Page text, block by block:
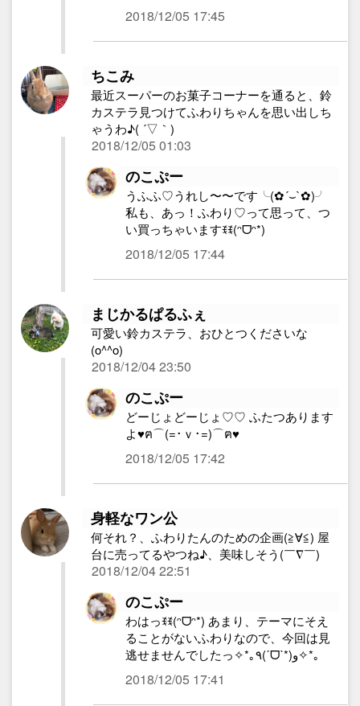
2018/12/05 17:45
ちこみ
最近スーパーのお菓子コーナーを通ると、鈴
カステラ見つけてふわりちゃんを思い出しち
ゃうわ♪( ´▽｀)
2018/12/05 01:03
のこぷー
うふふ♡うれし〜〜です╰(✿´⌣`✿)╯
私も、あっ！ふわり♡って思って、つ
い買っちゃいますꉂꉂ(ᵔᗜᵔ*)
2018/12/05 17:44
まじかるぱるふぇ
可愛い鈴カステラ、おひとつくださいな
(o^^o)
2018/12/04 23:50
のこぷー
どーじょどーじょ♡♡ ふたつあります
よ♥ฅ⌒(=･ｖ･=)⌒ฅ♥
2018/12/05 17:42
身軽なワン公
何それ？、ふわりたんのための企画(≧∀≦) 屋
台に売ってるやつね♪、美味しそう(￣∇￣)
2018/12/04 22:51
のこぷー
わはっꉂꉂ(ᵔᗜᵔ*) あまり、テーマにそえ
ることがないふわりなので、今回は見
逃せませんでしたっ✧*｡٩(ˊᗜˋ*)و✧*｡
2018/12/05 17:41